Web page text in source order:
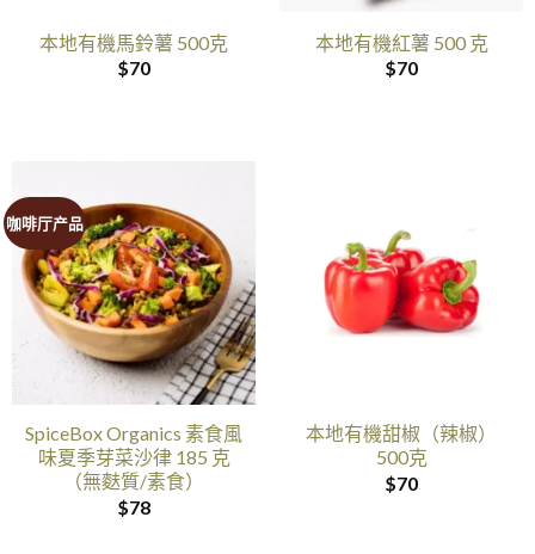
本地有機馬鈴薯 500克
$70
本地有機紅薯 500 克
$70
咖啡厅产品
SpiceBox Organics 素食風
味夏季芽菜沙律 185 克
（無麩質/素食）
$78
本地有機甜椒（辣椒）
500克
$70